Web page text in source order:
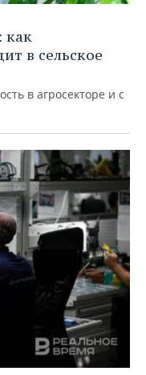
как
в сельское
в агросекторе и с